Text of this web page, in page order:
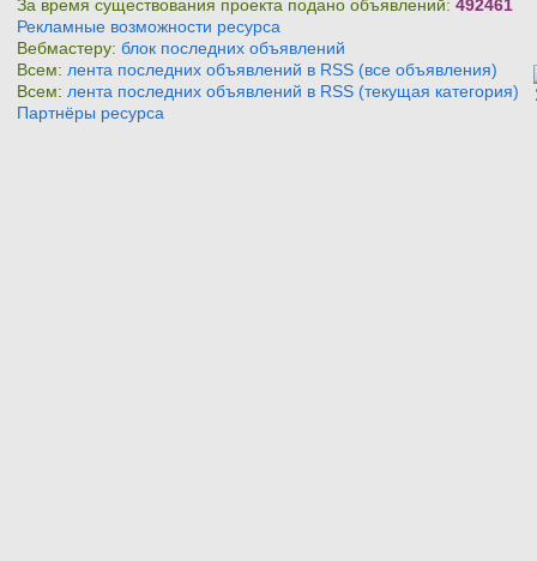
За время существования проекта подано объявлений:492461
Рекламные возможности ресурса
Вебмастеру:блок последних объявлений
Всем: лента последних объявлений в RSS (все объявления)
Всем: лента последних объявлений в RSS (текущая категория)
Партнёры ресурса